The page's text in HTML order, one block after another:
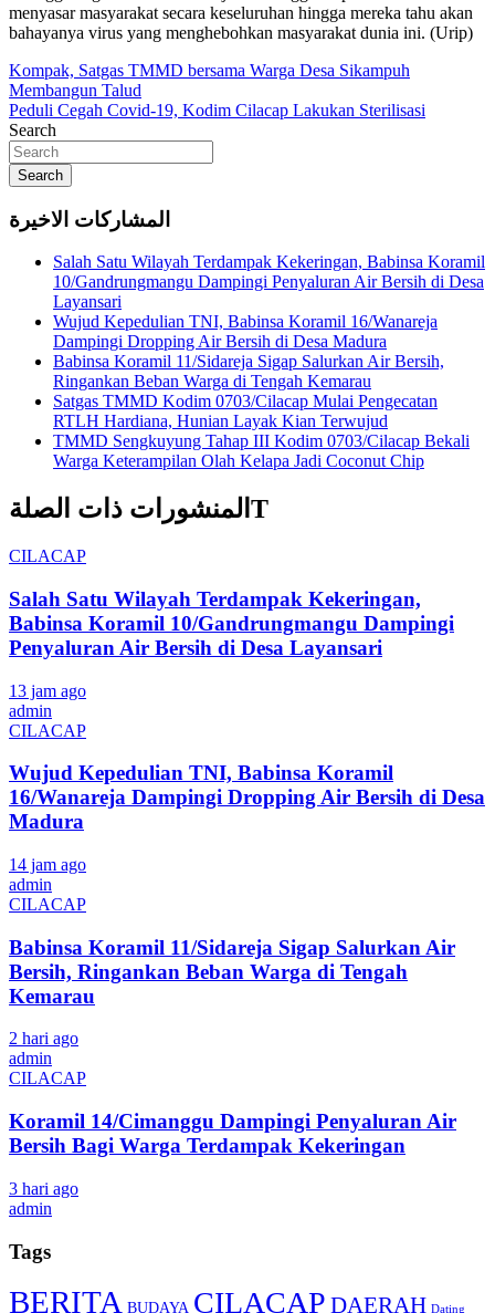
menyasar masyarakat secara keseluruhan hingga mereka tahu akan
bahayanya virus yang menghebohkan masyarakat dunia ini. (Urip)
Navigasi
pos
Kompak, Satgas TMMD bersama Warga Desa Sikampuh
Membangun Talud
Peduli Cegah Covid-19, Kodim Cilacap Lakukan Sterilisasi
Search
Search
المشاركات الاخيرة
Salah Satu Wilayah Terdampak Kekeringan, Babinsa Koramil
10/Gandrungmangu Dampingi Penyaluran Air Bersih di Desa
Layansari
Wujud Kepedulian TNI, Babinsa Koramil 16/Wanareja
Dampingi Dropping Air Bersih di Desa Madura
Babinsa Koramil 11/Sidareja Sigap Salurkan Air Bersih,
Ringankan Beban Warga di Tengah Kemarau
Satgas TMMD Kodim 0703/Cilacap Mulai Pengecatan
RTLH Hardiana, Hunian Layak Kian Terwujud
TMMD Sengkuyung Tahap III Kodim 0703/Cilacap Bekali
Warga Keterampilan Olah Kelapa Jadi Coconut Chip
المنشورات ذات الصلةT
CILACAP
Salah Satu Wilayah Terdampak Kekeringan,
Babinsa Koramil 10/Gandrungmangu Dampingi
Penyaluran Air Bersih di Desa Layansari
13 jam ago
admin
CILACAP
Wujud Kepedulian TNI, Babinsa Koramil
16/Wanareja Dampingi Dropping Air Bersih di Desa
Madura
14 jam ago
admin
CILACAP
Babinsa Koramil 11/Sidareja Sigap Salurkan Air
Bersih, Ringankan Beban Warga di Tengah
Kemarau
2 hari ago
admin
CILACAP
Koramil 14/Cimanggu Dampingi Penyaluran Air
Bersih Bagi Warga Terdampak Kekeringan
3 hari ago
admin
Tags
BERITA BUDAYA CILACAP DAERAH Dating